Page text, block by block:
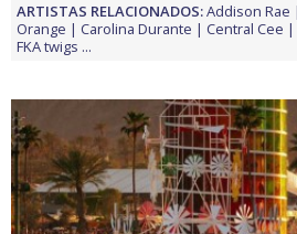
ARTISTAS RELACIONADOS:Addison Rae
Orange
Carolina Durante Central Cee
FKA twigs ...